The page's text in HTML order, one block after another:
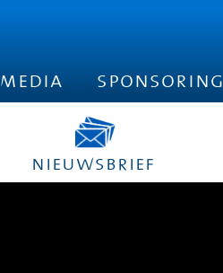
nieuwsbrief
media sponsoring